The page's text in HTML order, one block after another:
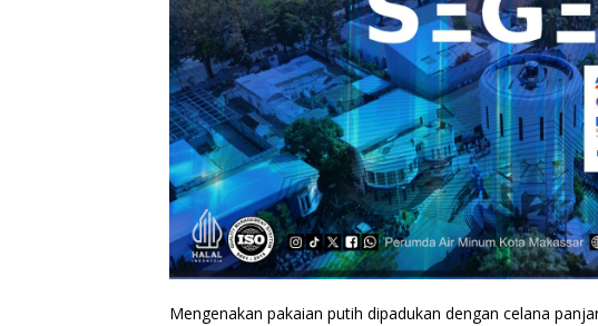
Mengenakan pakaian putih dipadukan dengan celana